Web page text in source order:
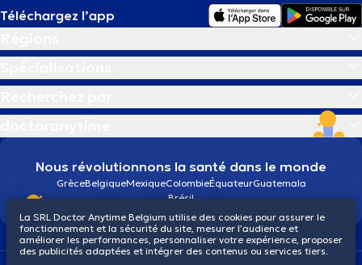
Téléchargez l’app
Nous révolutionnons la santé dans le monde
GrèceBelgiqueMexiqueColombieÉquateurGuatemala
Brésil
La SRL Doctor Anytime Belgium utilise des cookies pour assurer le
fonctionnement et la sécurité du site, mesurer l’audience et
améliorer les performances, personnaliser votre expérience, proposer
des publicités adaptées et intégrer des contenus ou services tiers.